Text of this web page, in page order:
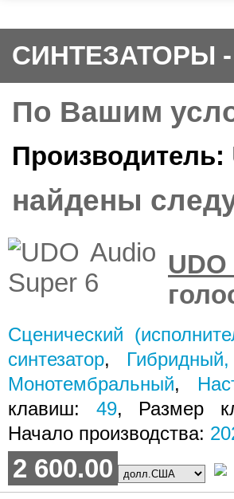
СИНТЕЗАТОРЫ -
По Вашим
Производитель:
найдены
Сценический
синтезатор,
Монотембральный,
клавиш: 49, Размер
Начало производства:
2 600.00